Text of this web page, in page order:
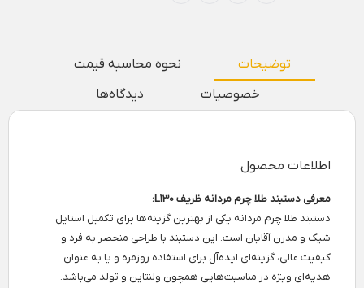
توضیحات
نحوه محاسبه قیمت
خصوصیات
دیدگاه‌ها
اطلاعات محصول
معرفی دستبند طلا چرم مردانه ظریف L130:
دستبند طلا چرم مردانه یکی از بهترین گزینه‌ها برای تکمیل استایل
شیک و مدرن آقایان است. این دستبند با طراحی منحصر به فرد و
کیفیت عالی، گزینه‌ای ایده‌آل برای استفاده روزمره و یا به عنوان
هدیه‌ای ویژه در مناسبت‌هایی همچون ولنتاین و تولد می‌باشد.